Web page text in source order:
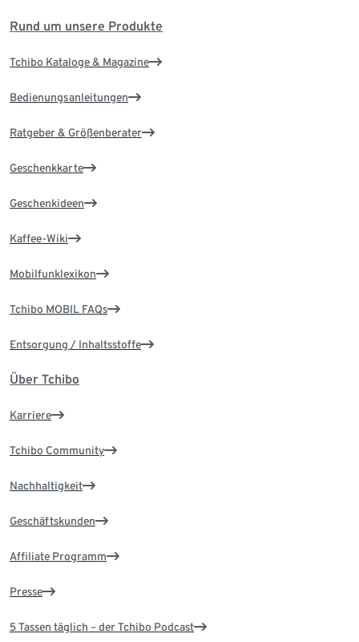
Rund um unsere Produkte
Tchibo Kataloge & Magazine
Bedienungsanleitungen
Ratgeber & Größenberater
Geschenkkarte
Geschenkideen
Kaffee-Wiki
Mobilfunklexikon
Tchibo MOBIL FAQs
Entsorgung / Inhaltsstoffe
Über Tchibo
Karriere
Tchibo Community
Nachhaltigkeit
Geschäftskunden
Affiliate Programm
Presse
5 Tassen täglich – der Tchibo Podcast